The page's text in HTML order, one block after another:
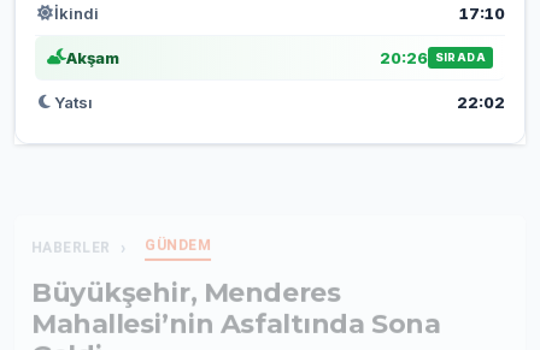
İkindi 17:10
Akşam 20:26 SIRADA
Yatsı 22:02
Büyükşehir, Menderes
Mahallesi’nin Asfaltında Sona
Geldi